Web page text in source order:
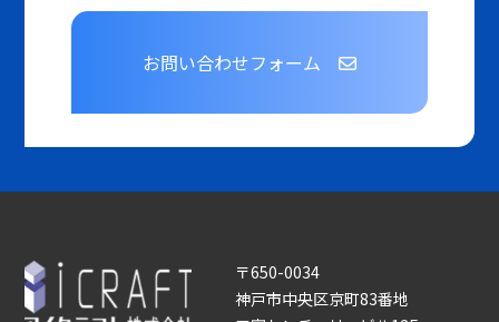
お問い合わせフォーム
〒650-0034
神戸市中央区京町83番地